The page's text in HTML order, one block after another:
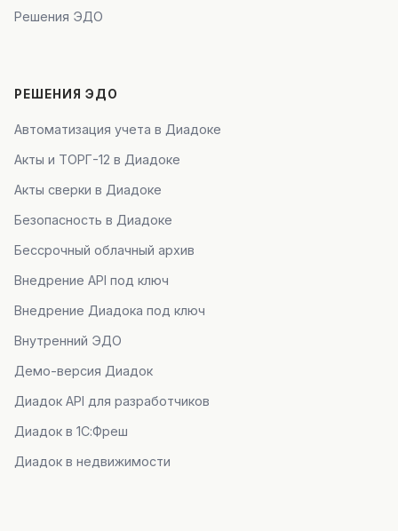
Решения ЭДО
РЕШЕНИЯ ЭДО
Автоматизация учета в Диадоке
Акты и ТОРГ-12 в Диадоке
Акты сверки в Диадоке
Безопасность в Диадоке
Бессрочный облачный архив
Внедрение API под ключ
Внедрение Диадока под ключ
Внутренний ЭДО
Демо-версия Диадок
Диадок API для разработчиков
Диадок в 1С:Фреш
Диадок в недвижимости